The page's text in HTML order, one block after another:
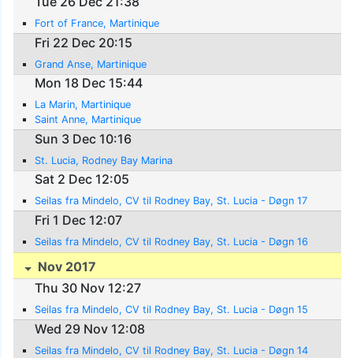
Fort of France, Martinique
Fri 22 Dec 20:15
Grand Anse, Martinique
Mon 18 Dec 15:44
La Marin, Martinique
Saint Anne, Martinique
Sun 3 Dec 10:16
St. Lucia, Rodney Bay Marina
Sat 2 Dec 12:05
Seilas fra Mindelo, CV til Rodney Bay, St. Lucia - Døgn 17
Fri 1 Dec 12:07
Seilas fra Mindelo, CV til Rodney Bay, St. Lucia - Døgn 16
Nov 2017
Thu 30 Nov 12:27
Seilas fra Mindelo, CV til Rodney Bay, St. Lucia - Døgn 15
Wed 29 Nov 12:08
Seilas fra Mindelo, CV til Rodney Bay, St. Lucia - Døgn 14